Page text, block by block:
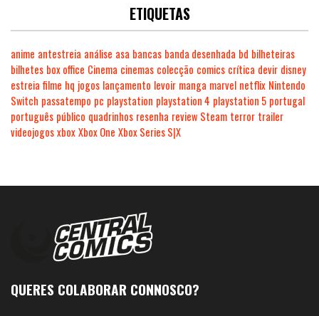
ETIQUETAS
anime antestreia análise asa bancas banda desenhada bd bilheteiras
bilhetes box office Cinema cinemas colecção comics crítica devir disney
estreia filme hq jogos lançamento levoir manga marvel netflix Nintendo
Switch passatempo pc playstation playstation 4 playstation 5 portugal
português público quadrinhos resenha review Steam terror trailer
videojogosxboxXbox One Xbox Series S|X
QUERES COLABORAR CONNOSCO?